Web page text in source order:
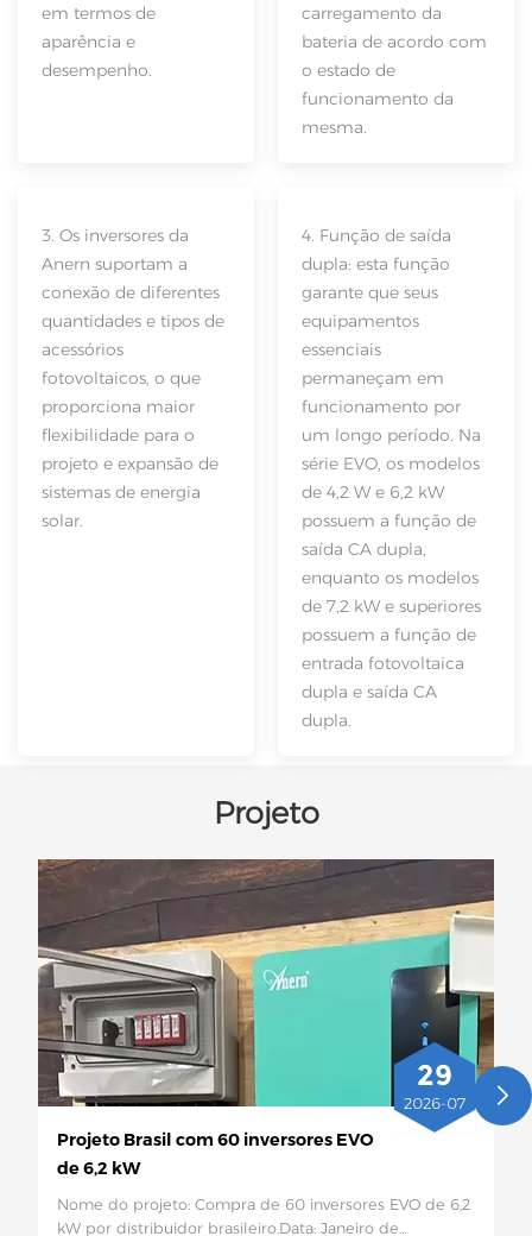
em termos de
aparência e
desempenho.
carregamento da
bateria de acordo com
o estado de
funcionamento da
mesma.
3. Os inversores da
Anern suportam a
conexão de diferentes
quantidades e tipos de
acessórios
fotovoltaicos, o que
proporciona maior
flexibilidade para o
projeto e expansão de
sistemas de energia
solar.
4. Função de saída
dupla: esta função
garante que seus
equipamentos
essenciais
permaneçam em
funcionamento por
um longo período. Na
série EVO, os modelos
de 4,2 W e 6,2 kW
possuem a função de
saída CA dupla,
enquanto os modelos
de 7,2 kW e superiores
possuem a função de
entrada fotovoltaica
dupla e saída CA
dupla.
Projeto
29
2026-07
Projeto Brasil com 60 inversores EVO
de 6,2 kW
Nome do projeto: Compra de 60 inversores EVO de 6,2
kW por distribuidor brasileiro.Data: Janeiro de